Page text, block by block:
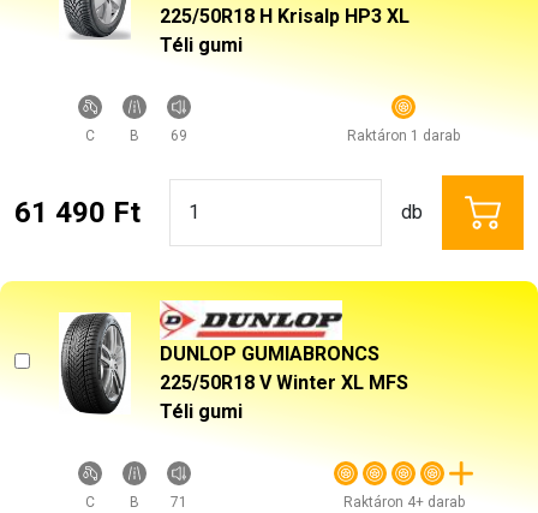
225/50R18 H Krisalp HP3 XL
Téli gumi
C B 69 Raktáron 1 darab
61 490 Ft db
DUNLOP GUMIABRONCS
225/50R18 V Winter XL MFS
Téli gumi
C B 71 Raktáron 4+ darab